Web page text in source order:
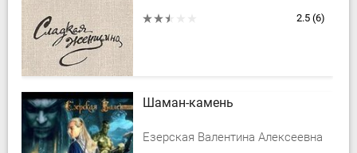
простые и сложные женские
2.5 (6)
Шаман-камень
Езерская Валентина Алексеевна